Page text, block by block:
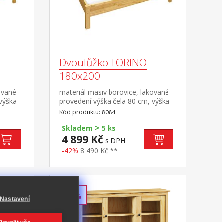
nebo
na
Dvoulůžko TORINO
180x200
materiál masiv borovice, lakované
provedení výška čela 80 cm, výška
sedu 38 cm, cena bez roštu a
matrace minimální doporučená
výška matrace 15 cm doporučený
rozměr matrace 180 × 200 cm nebo
2 kusy 90 × 200 cm a rošt R4 nebo
2 kusy R1 doporučená nosnost do
Kód produktu: 8084
Skladem > 5 ks
4 899 Kč s DPH
-42% 8 490 Kč **
-44%
Nastavení